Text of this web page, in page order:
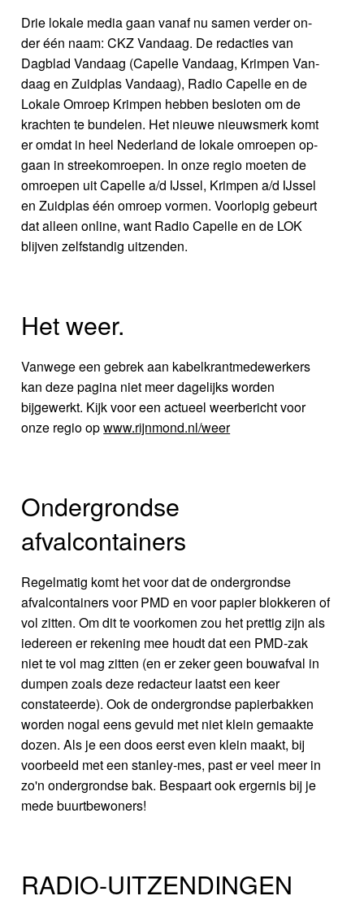
Drie lokale media gaan vanaf nu samen verder on-
der één naam: CKZ Vandaag. De redacties van
Dagblad Vandaag (Capelle Vandaag, Krimpen Van-
daag en Zuidplas Vandaag), Radio Capelle en de
Lokale Omroep Krimpen hebben besloten om de
krachten te bundelen. Het nieuwe nieuwsmerk komt
er omdat in heel Nederland de lokale omroepen op-
gaan in streekomroepen. In onze regio moeten de
omroepen uit Capelle a/d IJssel, Krimpen a/d IJssel
en Zuidplas één omroep vormen. Voorlopig gebeurt
dat alleen online, want Radio Capelle en de LOK
blijven zelfstandig uitzenden.
Het weer.
Vanwege een gebrek aan kabelkrantmedewerkers
kan deze pagina niet meer dagelijks worden
bijgewerkt. Kijk voor een actueel weerbericht voor
onze regio opwww.rijnmond.nl/weer
Ondergrondse
afvalcontainers
Regelmatig komt het voor dat de ondergrondse
afvalcontainers voor PMD en voor papier blokkeren of
vol zitten. Om dit te voorkomen zou het prettig zijn als
iedereen er rekening mee houdt dat een PMD-zak
niet te vol mag zitten (en er zeker geen bouwafval in
dumpen zoals deze redacteur laatst een keer
constateerde). Ook de ondergrondse papierbakken
worden nogal eens gevuld met niet klein gemaakte
dozen. Als je een doos eerst even klein maakt, bij
voorbeeld met een stanley-mes, past er veel meer in
zo'n ondergrondse bak. Bespaart ook ergernis bij je
mede buurtbewoners!
RADIO-UITZENDINGEN